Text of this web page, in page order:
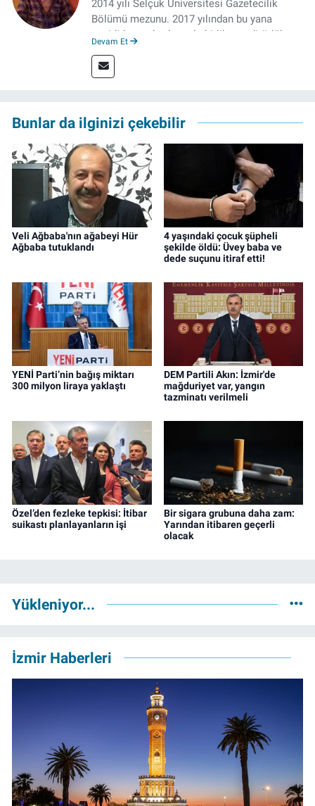
2014 yılı Selçuk Üniversitesi Gazetecilik
Bölümü mezunu. 2017 yılından bu yana
çeşitli kurumlarda muhabirlik ve editörlük
müdürü olarak devam ediyor.
Devam Et
Bunlar da ilginizi çekebilir
Veli Ağbaba'nın ağabeyi Hür
Ağbaba tutuklandı
4 yaşındaki çocuk şüpheli
şekilde öldü: Üvey baba ve
dede suçunu itiraf etti!
YENİ Parti’nin bağış miktarı
300 milyon liraya yaklaştı
DEM Partili Akın: İzmir'de
mağduriyet var, yangın
tazminatı verilmeli
Özel’den fezleke tepkisi: İtibar
suikastı planlayanların işi
Bir sigara grubuna daha zam:
Yarından itibaren geçerli
olacak
Yükleniyor...
İzmir Haberleri